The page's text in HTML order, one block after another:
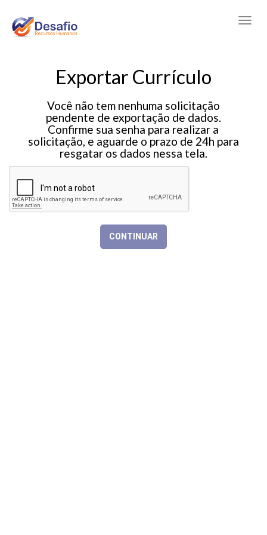
Exportar Currículo
Você não tem nenhuma solicitação
pendente de exportação de dados.
Confirme sua senha para realizar a
solicitação, e aguarde o prazo de 24h para
resgatar os dados nessa tela.